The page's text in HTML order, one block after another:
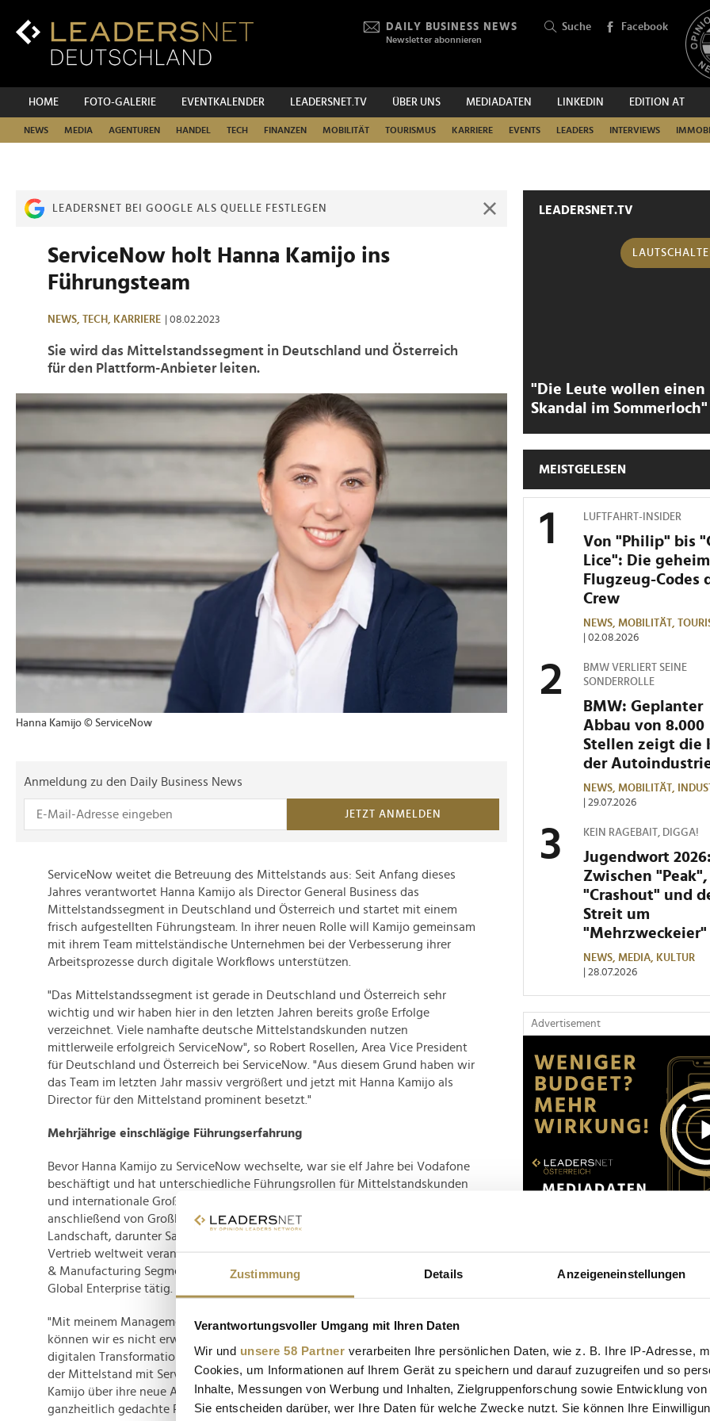
Zustimmung Details Anzeigeneinstellungen
Verantwortungsvoller Umgang mit Ihren Daten
Wir und unsere 58 Partner verarbeiten Ihre persönlichen Daten, wie z. B. Ihre IP-Adresse,
Cookies, um Informationen auf Ihrem Gerät zu speichern und darauf zuzugreifen und so
Inhalte, Messungen von Werbung und Inhalten, Zielgruppenforschung sowie Entwicklung
Sie entscheiden darüber, wer Ihre Daten für welche Zwecke nutzt. Sie können Ihre
Inhalt
DAILY BUSINESS NEWS
Newsletter abonnieren
Suche Facebook
HOME FOTO-GALERIE EVENTKALENDER LEADERSNET.TV ÜBER UNS MEDIADATEN LINKEDIN EDITION AT
NEWS MEDIA AGENTUREN HANDEL TECH FINANZEN MOBILITÄT TOURISMUS KARRIERE EVENTS LEADERS INTERVIEWS
SUCHEN
LEADERSNET BEI GOOGLE ALS QUELLE FESTLEGEN
ServiceNow holt Hanna Kamijo ins
Führungsteam
NEWS, TECH, KARRIERE | 08.02.2023
Sie wird das Mittelstandssegment in Deutschland und Österreich
für den Plattform-Anbieter leiten.
>
Hanna Kamijo © ServiceNow
Anmeldung zu den Daily Business News
JETZT ANMELDEN
ServiceNow weitet die Betreuung des Mittelstands aus: Seit Anfang dieses
Jahres verantwortet Hanna Kamijo als Director General Business das
Mittelstandssegment in Deutschland und Österreich und startet mit einem
frisch aufgestellten Führungsteam. In ihrer neuen Rolle will Kamijo gemeinsam
mit ihrem Team mittelständische Unternehmen bei der Verbesserung ihrer
Arbeitsprozesse durch digitale Workflows unterstützen.
"Das Mittelstandssegment ist gerade in Deutschland und Österreich sehr
wichtig und wir haben hier in den letzten Jahren bereits große Erfolge
verzeichnet. Viele namhafte deutsche Mittelstandskunden nutzen
mittlerweile erfolgreich ServiceNow", so Robert Rosellen, Area Vice President
für Deutschland und Österreich bei ServiceNow. "Aus diesem Grund haben wir
das Team im letzten Jahr massiv vergrößert und jetzt mit Hanna Kamijo als
Director für den Mittelstand prominent besetzt."
Mehrjährige einschlägige Führungserfahrung
Bevor Hanna Kamijo zu ServiceNow wechselte, war sie elf Jahre bei Vodafone
beschäftigt und hat unterschiedliche Führungsrollen für Mittelstandskunden
und internationale Großkunden innegehabt. Zuerst von Deutschland und
anschließend von Großbritannien aus hat sie die Entwicklung der Tool-
Landschaft, darunter Salesforce und Pricing-Applikationen, im Bereich
Vertrieb weltweit verantwortet. Anschließend war sie als Leiterin des Utilities
& Manufacturing Segments im Key Account Management von Vodafone
Global Enterprise tätig.
"Mit meinem Management-Team und meiner hochmotivierten Mannschaft
können wir es nicht erwarten, noch viele weitere Top-Unternehmen bei ihrer
digitalen Transformation zu begleiten und der ganzen Welt zu zeigen, dass
der Mittelstand mit ServiceNow noch erfolgreicher sein kann", so Hanna
Kamijo über ihre neue Aufgabe. "Mich hat bei ServiceNow vor allem der
ganzheitlich gedachte Plattform-Ansatz beeindruckt."
LEADERSNET.TV
"Die Leute wollen einen
Skandal im Sommerloch"
MEISTGELESEN
LUFTFAHRT-INSIDER
Von "Philip" bis
Lice": Die
Flugzeug-Codes
Crew
NEWS, MOBILITÄT,
| 02.08.2026
BMW VERLIERT SEINE
SONDERROLLE
BMW: Geplanter
Abbau von 8.000
Stellen zeigt die
der
NEWS, MOBILITÄT,
| 29.07.2026
KEIN RAGEBAIT, DIGGA!
Jugendwort 2026:
Zwischen "Peak",
"Crashout" und
Streit um
"Mehrzweckeier"
NEWS, MEDIA,
KULTUR
| 28.07.2026
Advertisement